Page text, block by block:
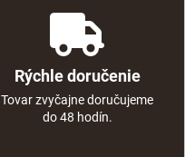
Rýchle doručenie
Tovar zvyčajne doručujeme
do 48 hodín.